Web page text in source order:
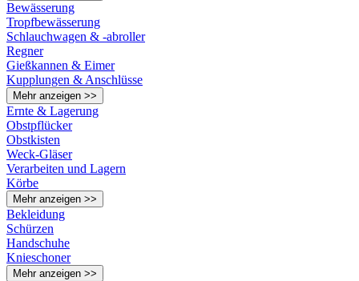
Bewässerung
Tropfbewässerung
Schlauchwagen & -abroller
Regner
Gießkannen & Eimer
Kupplungen & Anschlüsse
Mehr anzeigen >>
Ernte & Lagerung
Obstpflücker
Obstkisten
Weck-Gläser
Verarbeiten und Lagern
Körbe
Mehr anzeigen >>
Bekleidung
Schürzen
Handschuhe
Knieschoner
Mehr anzeigen >>